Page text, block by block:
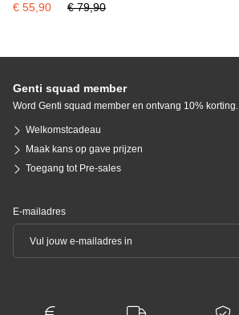
€ 55,90 € 79,90
Genti squad member
Word Genti squad member en ontvang 10% korting.
Welkomstcadeau
Maak kans op gave prijzen
Toegang tot Pre-sales
E-mailadres